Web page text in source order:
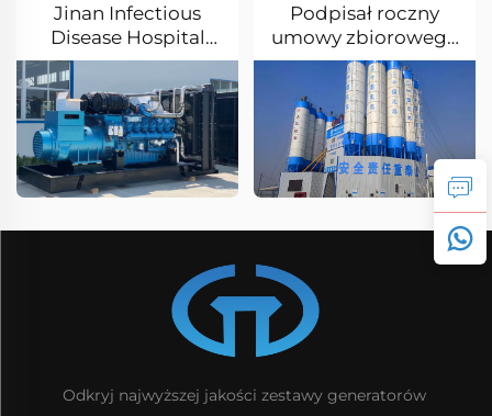
Jinan Infectious
Disease Hospital
Zasilanie Rezerwowe
1000KW Cichy
Generator Wu
Podpisał roczny
umowy zbiorowego
zakupu z Chin
Construction Civil
Engineering
Intelligent
Equipment
Company
Odkryj najwyższej jakości zestawy generatorów